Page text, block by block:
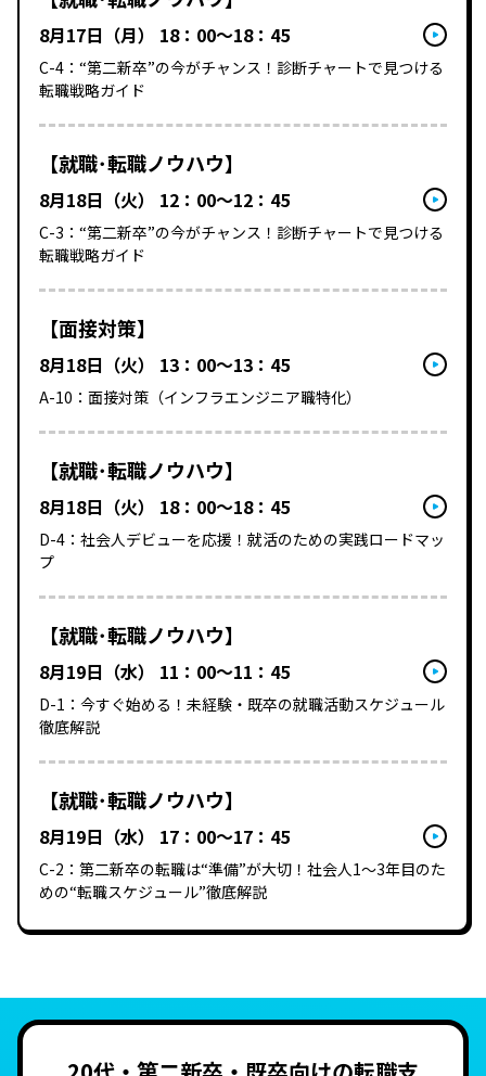
8月17日（月） 18：00～18：45
C-4：“第二新卒”の今がチャンス！診断チャートで見つける
転職戦略ガイド
【就職･転職ノウハウ】
8月18日（火） 12：00～12：45
C-3：“第二新卒”の今がチャンス！診断チャートで見つける
転職戦略ガイド
【面接対策】
8月18日（火） 13：00～13：45
A-10：面接対策（インフラエンジニア職特化）
【就職･転職ノウハウ】
8月18日（火） 18：00～18：45
D-4：社会人デビューを応援！​就活のための​実践ロードマッ
プ
【就職･転職ノウハウ】
8月19日（水） 11：00～11：45
D-1：今すぐ始める！未経験・既卒の就職活動スケジュール
徹底解説
【就職･転職ノウハウ】
8月19日（水） 17：00～17：45
C-2：第二新卒の転職は“準備”が大切！社会人1～3年目のた
めの“転職スケジュール”徹底解説